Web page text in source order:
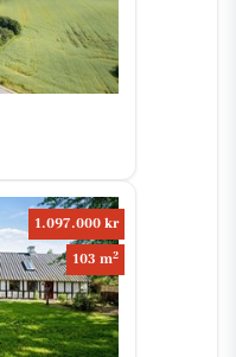
1.097.000 kr
103 m2